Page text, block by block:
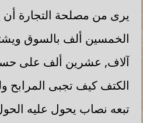
يرى من مصلحة التجارة
الخمسين ألف بالسوق
آلاف, عشرين ألف على حسب
الكتف كيف تجبى المرابح
تبعه نصاب يحول عليه